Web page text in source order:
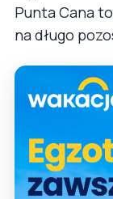
Punta Cana
na długo